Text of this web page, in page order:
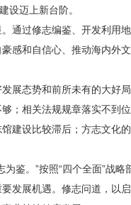
设迈上新台阶。
。通过修志编鉴、开发利
感和自信心、推动海内外
展态势和前所未有的大好
；相关法规规章落实不到
建设比较滞后；方志文化
为鉴。”按照“四个全面”战
发展机遇。修志问道，以